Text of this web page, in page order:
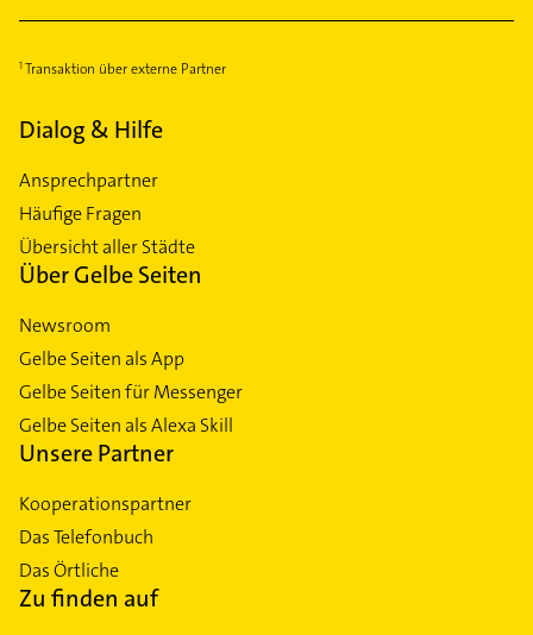
Transaktion über externe Partner
Dialog & Hilfe
Ansprechpartner
Häufige Fragen
Übersicht aller Städte
Über Gelbe Seiten
Newsroom
Gelbe Seiten als App
Gelbe Seiten für Messenger
Gelbe Seiten als Alexa Skill
Unsere Partner
Kooperationspartner
Das Telefonbuch
Das Örtliche
Zu finden auf